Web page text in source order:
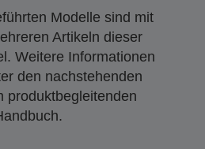
Modelle sind mit
Artikeln dieser
Weitere Informationen
den nachstehenden
produktbegleitenden